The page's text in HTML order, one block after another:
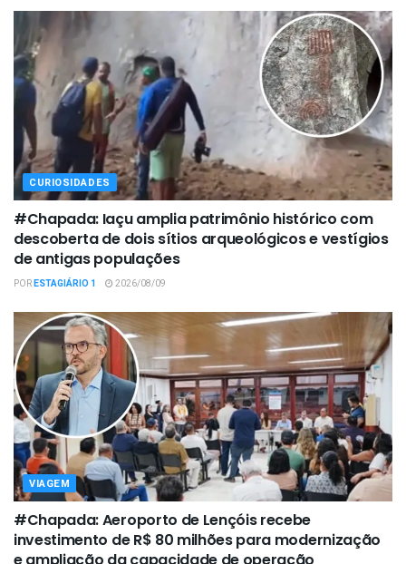
CURIOSIDADES
#Chapada: Iaçu amplia patrimônio histórico com
descoberta de dois sítios arqueológicos e vestígios
de antigas populações
PORESTAGIÁRIO 1 2026/08/09
VIAGEM
#Chapada: Aeroporto de Lençóis recebe
investimento de R$ 80 milhões para modernização